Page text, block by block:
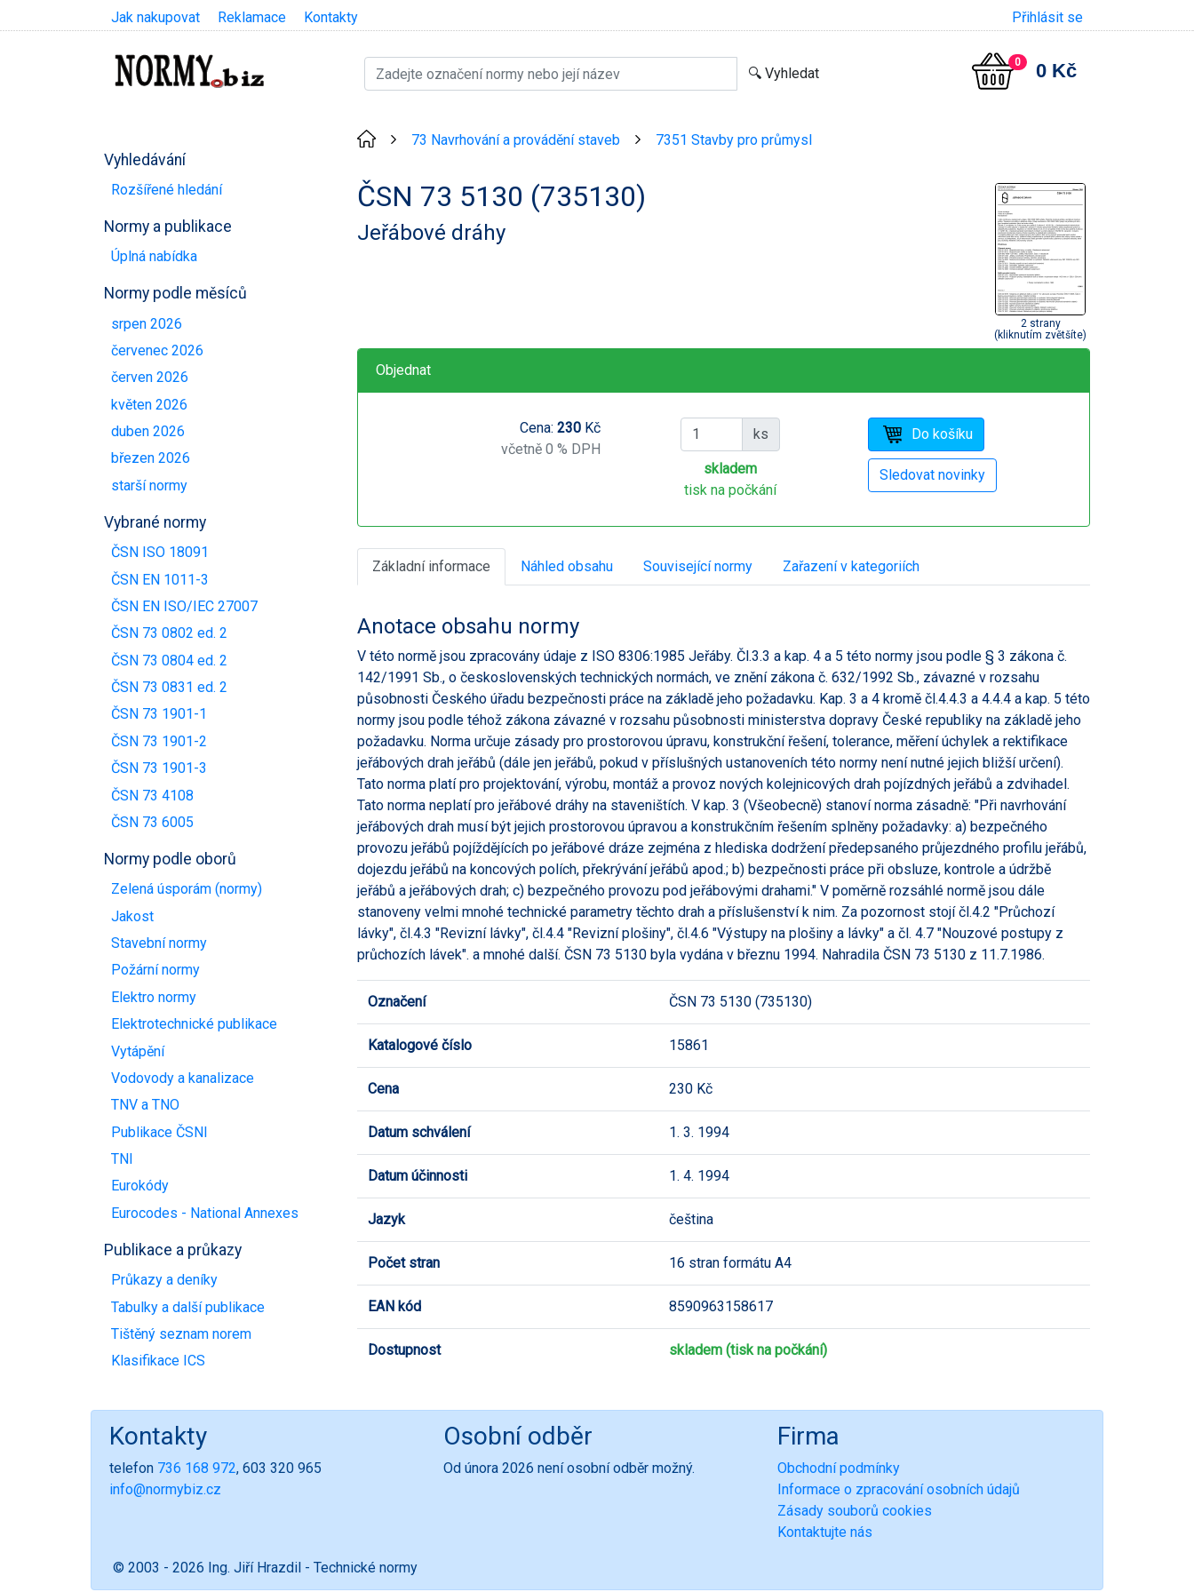
Jak nakupovat Reklamace Kontakty Přihlásit se
0 0 Kč
Vyhledávání
Rozšířené hledání
Normy a publikace
Úplná nabídka
Normy podle měsíců
srpen 2026
červenec 2026
červen 2026
květen 2026
duben 2026
březen 2026
starší normy
Vybrané normy
ČSN ISO 18091
ČSN EN 1011-3
ČSN EN ISO/IEC 27007
ČSN 73 0802 ed. 2
ČSN 73 0804 ed. 2
ČSN 73 0831 ed. 2
ČSN 73 1901-1
ČSN 73 1901-2
ČSN 73 1901-3
ČSN 73 4108
ČSN 73 6005
Normy podle oborů
Zelená úsporám (normy)
Jakost
Stavební normy
Požární normy
Elektro normy
Elektrotechnické publikace
Vytápění
Vodovody a kanalizace
TNV a TNO
Publikace ČSNI
TNI
Eurokódy
Eurocodes - National Annexes
Publikace a průkazy
Průkazy a deníky
Tabulky a další publikace
Tištěný seznam norem
Klasifikace ICS
73 Navrhování a provádění staveb 7351 Stavby pro průmysl
ČSN 73 5130 (735130)
Jeřábové dráhy
2 strany
(kliknutím zvětšíte)
Objednat
Cena: 230Kč
včetně 0 % DPH
ks
skladem
tisk na počkání
Základní informace Náhled obsahu Související normy Zařazení v kategoriích
Anotace obsahu normy
V této normě jsou zpracovány údaje z ISO 8306:1985 Jeřáby. Čl.3.3 a kap. 4 a 5 této normy jsou podle § 3 zákona č.
142/1991 Sb., o československých technických normách, ve znění zákona č. 632/1992 Sb., závazné v rozsahu
působnosti Českého úřadu bezpečnosti práce na základě jeho požadavku. Kap. 3 a 4 kromě čl.4.4.3 a 4.4.4 a kap. 5 této
normy jsou podle téhož zákona závazné v rozsahu působnosti ministerstva dopravy České republiky na základě jeho
požadavku. Norma určuje zásady pro prostorovou úpravu, konstrukční řešení, tolerance, měření úchylek a rektifikace
jeřábových drah jeřábů (dále jen jeřábů, pokud v příslušných ustanoveních této normy není nutné jejich bližší určení).
Tato norma platí pro projektování, výrobu, montáž a provoz nových kolejnicových drah pojízdných jeřábů a zdvihadel.
Tato norma neplatí pro jeřábové dráhy na staveništích. V kap. 3 (Všeobecně) stanoví norma zásadně: "Při navrhování
jeřábových drah musí být jejich prostorovou úpravou a konstrukčním řešením splněny požadavky: a) bezpečného
provozu jeřábů pojíždějících po jeřábové dráze zejména z hlediska dodržení předepsaného průjezdného profilu jeřábů,
dojezdu jeřábů na koncových polích, překrývání jeřábů apod.; b) bezpečnosti práce při obsluze, kontrole a údržbě
jeřábů a jeřábových drah; c) bezpečného provozu pod jeřábovými drahami." V poměrně rozsáhlé normě jsou dále
stanoveny velmi mnohé technické parametry těchto drah a příslušenství k nim. Za pozornost stojí čl.4.2 "Průchozí
lávky", čl.4.3 "Revizní lávky", čl.4.4 "Revizní plošiny", čl.4.6 "Výstupy na plošiny a lávky" a čl. 4.7 "Nouzové postupy z
průchozích lávek". a mnohé další. ČSN 73 5130 byla vydána v březnu 1994. Nahradila ČSN 73 5130 z 11.7.1986.
Označení ČSN 73 5130 (735130)
Katalogové číslo 15861
Cena 230 Kč
Datum schválení 1. 3. 1994
Datum účinnosti 1. 4. 1994
Jazyk čeština
Počet stran 16 stran formátu A4
EAN kód 8590963158617
Dostupnost skladem (tisk na počkání)
Kontakty
telefon 736 168 972, 603 320 965
info@normybiz.cz
Osobní odběr
Od února 2026 není osobní odběr možný.
Firma
Obchodní podmínky
Informace o zpracování osobních údajů
Zásady souborů cookies
Kontaktujte nás
© 2003 - 2026 Ing. Jiří Hrazdil - Technické normy